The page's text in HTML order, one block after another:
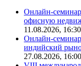
Онлайн-
офисную
11.08.2026,
Онлайн-
индийский
27.08.2026,